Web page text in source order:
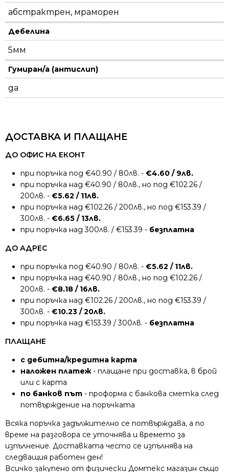
абстрактрен, мраморен
Дебелина
5мм
Гумиран/а (антислип)
да
ДОСТАВКА И ПЛАЩАНЕ
ДО ОФИС НА ЕКОНТ
при поръчка под €40.90 / 80лв. - €4.60 / 9лв.
при поръчка над €40.90 / 80лв., но под €102.26 /
200лв. - €5.62 / 11лв.
при поръчка над €102.26 / 200лв., но под €153.39 /
300лв. - €6.65 / 13лв.
при поръчка над 300лв. / €153.39 - безплатна
ДО АДРЕС
при поръчка под €40.90 / 80лв. - €5.62 / 11лв.
при поръчка над €40.90 / 80лв., но под €102.26 /
200лв. - €8.18 / 16лв.
при поръчка над €102.26 / 200лв., но под €153.39 /
300лв. - €10.23 / 20лв.
при поръчка над €153.39 / 300лв. - безплатна
ПЛАЩАНЕ
с дебитна/кредитна карта
наложен платеж - плащане при доставка, в брой
или с карта
по банков път - проформа с банкова сметка след
потвърждение на поръчката
Всяка поръчка задължително се потвърждава, а по
време на разговора се уточнява и времето за
изпълнение. Доставката често се изпълнява на
следващия работен ден!
Всичко закупено от физически Домтекс магазин също